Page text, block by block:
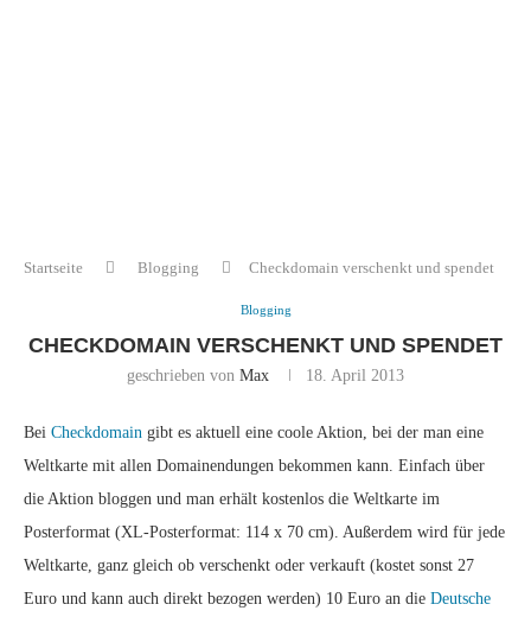
Startseite Blogging Checkdomain verschenkt und spendet
Blogging
CHECKDOMAIN VERSCHENKT UND SPENDET
geschrieben von Max 18. April 2013
Bei Checkdomain gibt es aktuell eine coole Aktion, bei der man eine
Weltkarte mit allen Domainendungen bekommen kann. Einfach über
die Aktion bloggen und man erhält kostenlos die Weltkarte im
Posterformat (XL-Posterformat: 114 x 70 cm). Außerdem wird für jede
Weltkarte, ganz gleich ob verschenkt oder verkauft (kostet sonst 27
Euro und kann auch direkt bezogen werden) 10 Euro an die Deutsche